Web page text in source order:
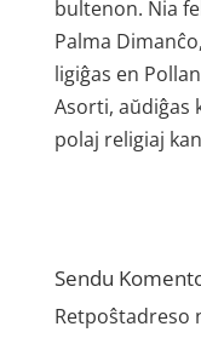
bultenon. Nia
Palma
ligiĝas en
Asorti, aŭdiĝas
polaj religiaj
Sendu
Retpoŝtadreso